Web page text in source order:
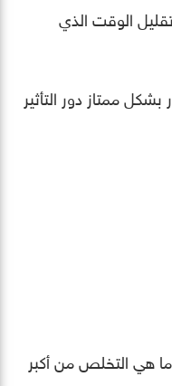
الوقت الذي
ممتاز دور التأثير
هي التخلص من أكبر